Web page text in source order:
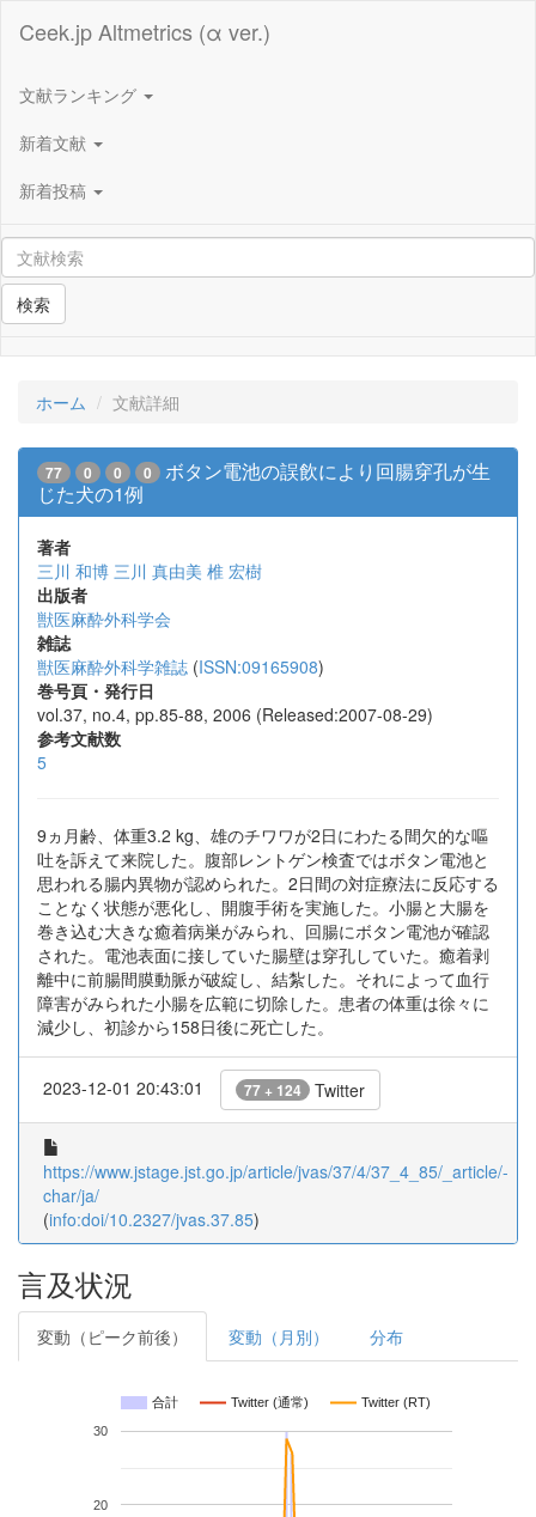
Ceek.jp Altmetrics (α ver.)
文献ランキング
新着文献
新着投稿
検索
ホーム 文献詳細
77 0 0 0
ボタン電池の誤飲により回腸穿孔が生
じた犬の1例
著者
三川 和博 三川 真由美 椎 宏樹
出版者
獣医麻酔外科学会
雑誌
獣医麻酔外科学雑誌 (ISSN:09165908)
巻号頁・発行日
vol.37, no.4, pp.85-88, 2006 (Released:2007-08-29)
参考文献数
5
9ヵ月齢、体重3.2 kg、雄のチワワが2日にわたる間欠的な嘔
吐を訴えて来院した。腹部レントゲン検査ではボタン電池と
思われる腸内異物が認められた。2日間の対症療法に反応する
ことなく状態が悪化し、開腹手術を実施した。小腸と大腸を
巻き込む大きな癒着病巣がみられ、回腸にボタン電池が確認
された。電池表面に接していた腸壁は穿孔していた。癒着剥
離中に前腸間膜動脈が破綻し、結紮した。それによって血行
障害がみられた小腸を広範に切除した。患者の体重は徐々に
減少し、初診から158日後に死亡した。
2023-12-01 20:43:01 77 + 124 Twitter
https://www.jstage.jst.go.jp/article/jvas/37/4/37_4_85/_article/-
char/ja/
(info:doi/10.2327/jvas.37.85)
言及状況
変動（ピーク前後） 変動（月別） 分布
合計 Twitter (通常) Twitter (RT)
20
30